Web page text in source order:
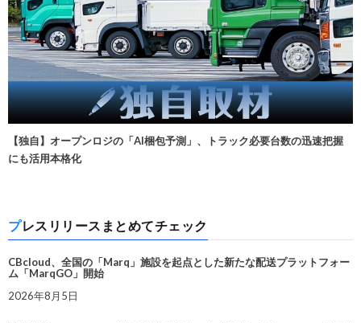
【独自】オープンロジの「AI梱包予測」、トラック必要台数の迅速把握
にも活用本格化
プレスリリースまとめてチェック
CBcloud、全国の「Marq」施設を起点とした新たな配送プラットフォー
ム「MarqGO」開始
2026年8月5日